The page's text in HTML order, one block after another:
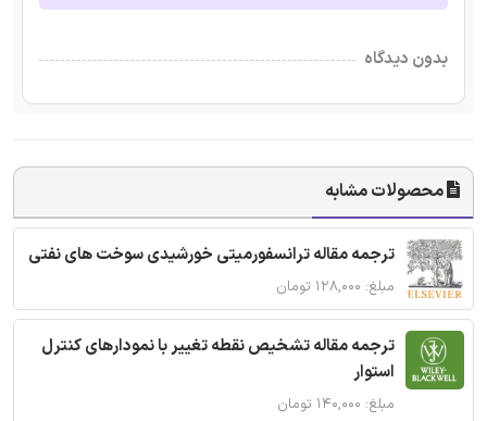
بدون دیدگاه
محصولات مشابه
ترجمه مقاله ترانسفورمیتی خورشیدی سوخت های نفتی
مبلغ: ۱۲۸,۰۰۰ تومان
ترجمه مقاله تشخیص نقطه تغییر با نمودارهای کنترل
استوار
مبلغ: ۱۴۰,۰۰۰ تومان